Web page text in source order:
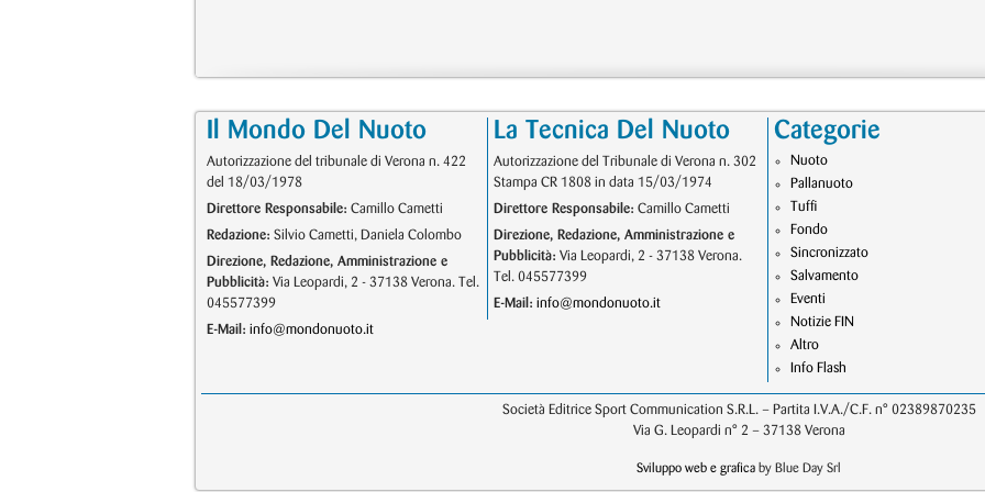
Il Mondo Del Nuoto
Autorizzazione del tribunale di Verona n. 422
del 18/03/1978
Direttore Responsabile: Camillo Cametti
Redazione: Silvio Cametti, Daniela Colombo
Direzione, Redazione, Amministrazione e
Pubblicità: Via Leopardi, 2 - 37138 Verona. Tel.
045577399
E-Mail: info@mondonuoto.it
La Tecnica Del Nuoto
Autorizzazione del Tribunale di Verona n. 302
Stampa CR 1808 in data 15/03/1974
Direttore Responsabile: Camillo Cametti
Direzione, Redazione, Amministrazione e
Pubblicità: Via Leopardi, 2 - 37138 Verona.
Tel. 045577399
E-Mail: info@mondonuoto.it
Categorie
Nuoto
Pallanuoto
Tuffi
Fondo
Sincronizzato
Salvamento
Eventi
Notizie FIN
Altro
Info Flash
Società Editrice Sport Communication S.R.L. – Partita I.V.A./C.F. n° 02389870235
Via G. Leopardi n° 2 – 37138 Verona
Sviluppo web e grafica by Blue Day Srl